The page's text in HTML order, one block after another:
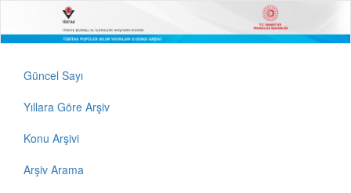
Güncel Sayı
Yıllara Göre Arşiv
Konu Arşivi
Arşiv Arama